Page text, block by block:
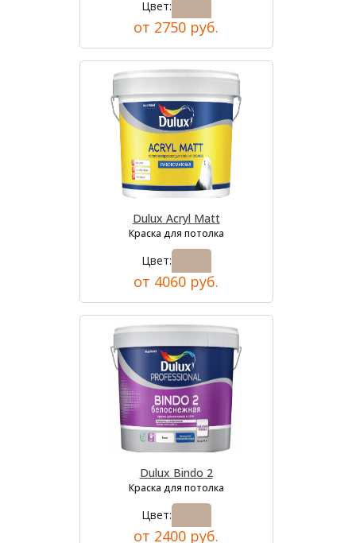
Цвет:
от 2750 руб.
Dulux Acryl Matt
Краска для потолка
Цвет:
от 4060 руб.
Dulux Bindo 2
Краска для потолка
Цвет:
от 2400 руб.